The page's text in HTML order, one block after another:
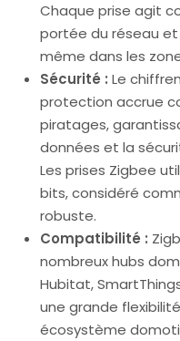
Chaque prise agit
portée du réseau
même dans les
Sécurité : Le
protection accrue
piratages,
données et la
Les prises Zigbee
bits, considéré
robuste.
Compatibilité :
nombreux hubs
Hubitat,
une grande
écosystème